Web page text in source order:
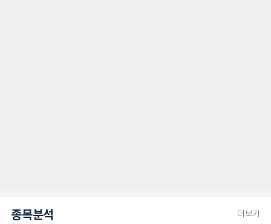
종목분석 더보기